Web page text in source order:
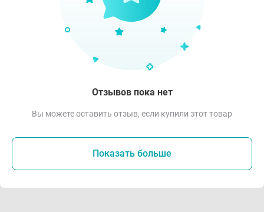
Отзывов пока нет
Вы можете оставить отзыв, если купили этот товар
Показать больше